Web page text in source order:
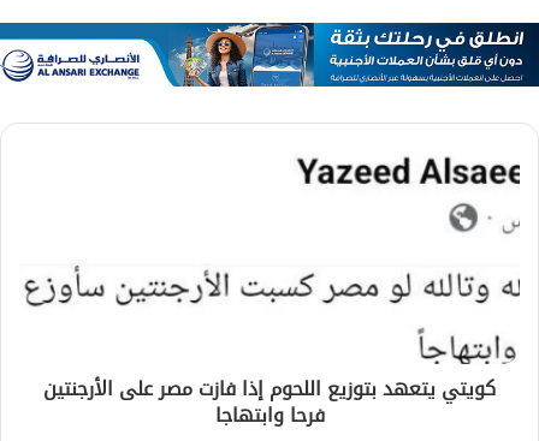
كويتي يتعهد بتوزيع اللحوم إذا فازت مصر على الأرجنتين
فرحا وابتهاجا